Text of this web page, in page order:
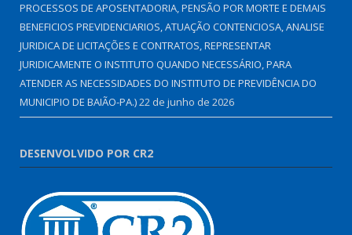
PROCESSOS DE APOSENTADORIA, PENSÃO POR MORTE E DEMAIS
BENEFICIOS PREVIDENCIARIOS, ATUAÇÃO CONTENCIOSA, ANALISE
JURIDICA DE LICITAÇÕES E CONTRATOS, REPRESENTAR
JURIDICAMENTE O INSTITUTO QUANDO NECESSÁRIO, PARA
ATENDER AS NECESSIDADES DO INSTITUTO DE PREVIDÊNCIA DO
MUNICIPIO DE BAIÃO-PA.)22 de junho de 2026
DESENVOLVIDO POR CR2